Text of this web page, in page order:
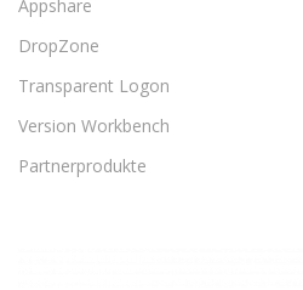
Appshare
DropZone
Transparent Logon
Version Workbench
Partnerprodukte